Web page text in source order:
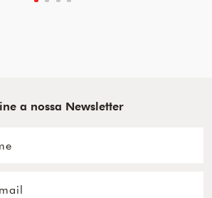
a nossa Newsletter